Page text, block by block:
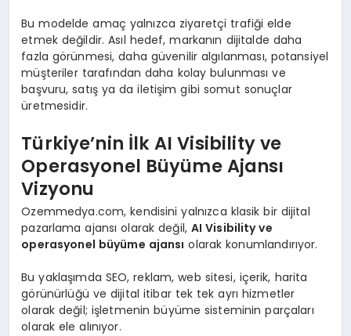
Bu modelde amaç yalnızca ziyaretçi trafiği elde
etmek değildir. Asıl hedef, markanın dijitalde daha
fazla görünmesi, daha güvenilir algılanması, potansiyel
müşteriler tarafından daha kolay bulunması ve
başvuru, satış ya da iletişim gibi somut sonuçlar
üretmesidir.
Türkiye’nin İlk AI Visibility ve
Operasyonel Büyüme Ajansı
Vizyonu
Ozemmedya.com, kendisini yalnızca klasik bir dijital
pazarlama ajansı olarak değil, AI Visibility ve
operasyonel büyüme ajansı olarak konumlandırıyor.
Bu yaklaşımda SEO, reklam, web sitesi, içerik, harita
görünürlüğü ve dijital itibar tek tek ayrı hizmetler
olarak değil; işletmenin büyüme sisteminin parçaları
olarak ele alınıyor.